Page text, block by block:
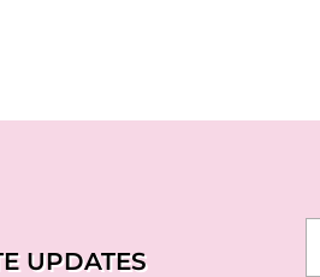
UPDATES